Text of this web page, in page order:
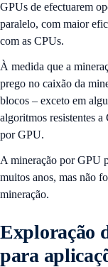
GPUs de efectuarem
paralelo, com maior
com as CPUs.
À medida que a
prego no caixão da
blocos – exceto em
algoritmos resistentes
por GPU.
A mineração por GPU
muitos anos, mas não
mineração.
Exploração
para